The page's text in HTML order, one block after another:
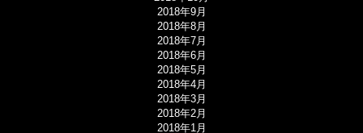
2018年9月
2018年8月
2018年7月
2018年6月
2018年5月
2018年4月
2018年3月
2018年2月
2018年1月